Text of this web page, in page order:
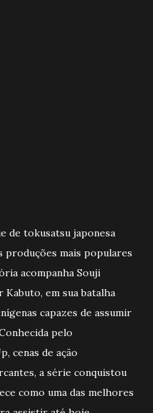
de tokusatsu japonesa
produções mais populares
acompanha Souji
Kabuto, em sua batalha
capazes de assumir
pelo
cenas de ação
a série conquistou
como uma das melhores